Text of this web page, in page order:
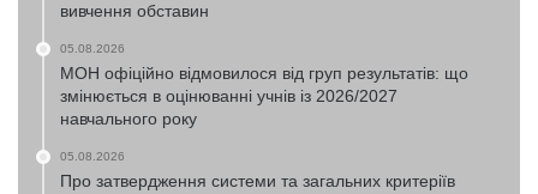
вивчення обставин
05.08.2026
МОН офіційно відмовилося від груп результатів: що
змінюється в оцінюванні учнів із 2026/2027
навчального року
05.08.2026
Про затвердження системи та загальних критеріїв